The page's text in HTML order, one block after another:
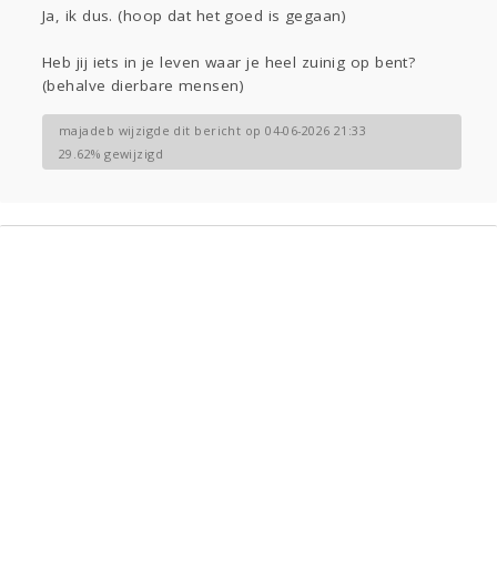
Ja, ik dus. (hoop dat het goed is gegaan)
Heb jij iets in je leven waar je heel zuinig op bent?
(behalve dierbare mensen)
majadeb wijzigde dit bericht op 04-06-2026 21:33
29.62% gewijzigd